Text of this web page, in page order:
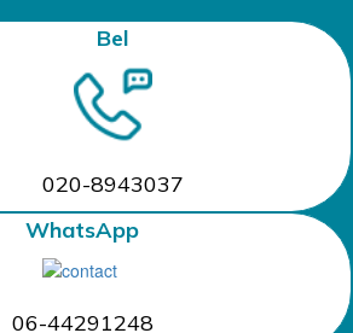
Bel
020-8943037
WhatsApp
06-44291248